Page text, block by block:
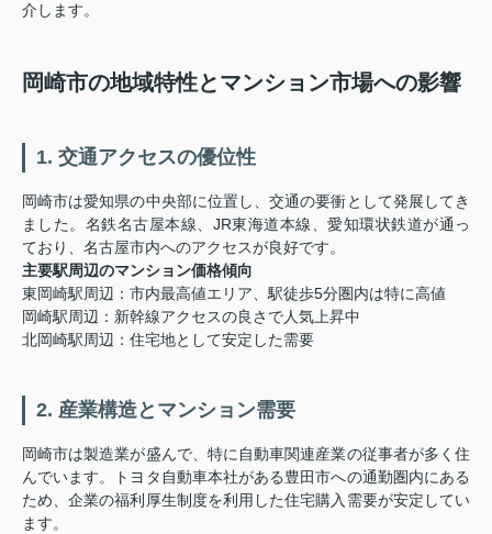
介します。
岡崎市の地域特性とマンション市場への影響
1. 交通アクセスの優位性
岡崎市は愛知県の中央部に位置し、交通の要衝として発展してき
ました。名鉄名古屋本線、JR東海道本線、愛知環状鉄道が通っ
ており、名古屋市内へのアクセスが良好です。
主要駅周辺のマンション価格傾向
東岡崎駅周辺：市内最高値エリア、駅徒歩5分圏内は特に高値
岡崎駅周辺：新幹線アクセスの良さで人気上昇中
北岡崎駅周辺：住宅地として安定した需要
2. 産業構造とマンション需要
岡崎市は製造業が盛んで、特に自動車関連産業の従事者が多く住
んでいます。トヨタ自動車本社がある豊田市への通勤圏内にある
ため、企業の福利厚生制度を利用した住宅購入需要が安定してい
ます。